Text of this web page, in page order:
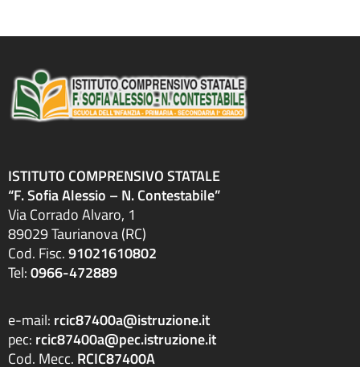
ISTITUTO COMPRENSIVO STATALE
“F. Sofia Alessio – N. Contestabile”
Via Corrado Alvaro, 1
89029 Taurianova (RC)
Cod. Fisc.91021610802
Tel:0966-472889
e-mail: rcic87400a@istruzione.it
pec: rcic87400a@pec.istruzione.it
Cod. Mecc. RCIC87400A